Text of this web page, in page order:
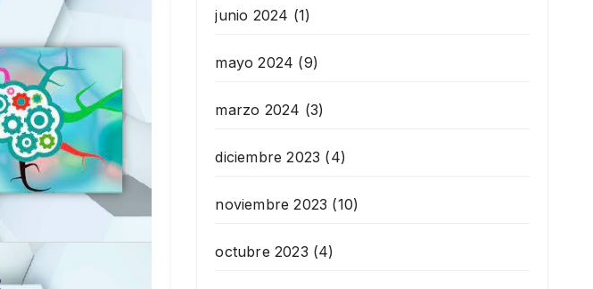
junio 2024 (1)
mayo 2024 (9)
marzo 2024 (3)
diciembre 2023 (4)
noviembre 2023 (10)
octubre 2023 (4)